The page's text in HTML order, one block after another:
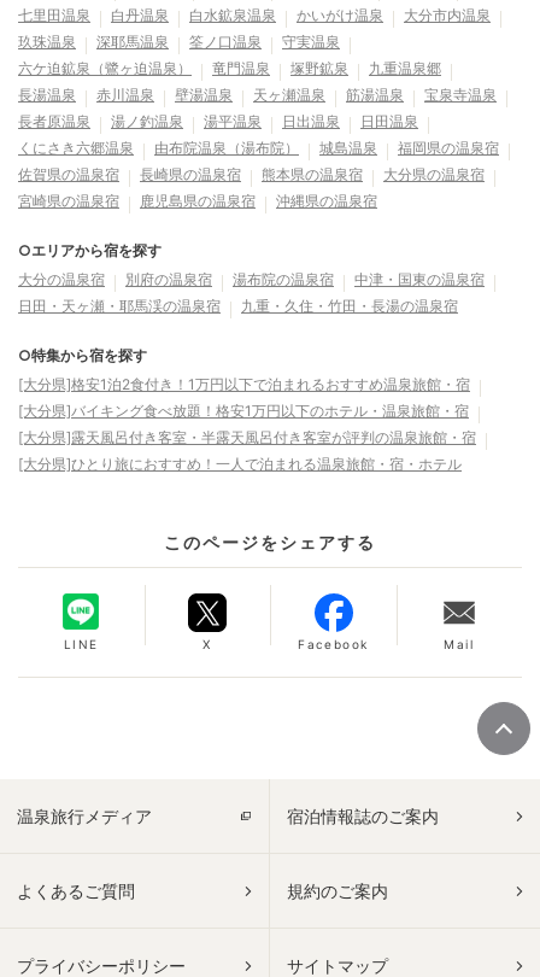
七里田温泉
白丹温泉 白水鉱泉温泉 かいがけ温泉
大分市内温泉
玖珠温泉
深耶馬温泉 筌ノ口温泉
守実温泉
六ケ迫鉱泉（鷺ヶ迫温泉）
竜門温泉 塚野鉱泉
九重温泉郷
長湯温泉
赤川温泉 壁湯温泉 天ヶ瀬温泉 筋湯温泉
宝泉寺温泉
長者原温泉
湯ノ釣温泉 湯平温泉 日出温泉
日田温泉
くにさき六郷温泉
由布院温泉（湯布院） 城島温泉
福岡県の温泉宿
佐賀県の温泉宿
長崎県の温泉宿 熊本県の温泉宿
大分県の温泉宿
宮崎県の温泉宿
鹿児島県の温泉宿 沖縄県の温泉宿
○エリアから宿を探す
大分の温泉宿
別府の温泉宿 湯布院の温泉宿
中津・国東の温泉宿
日田・天ヶ瀬・耶馬渓の温泉宿
九重・久住・竹田・長湯の温泉宿
○特集から宿を探す
[大分県]格安1泊2食付き！1万円以下で泊まれるおすすめ温泉旅館・宿
[大分県]バイキング食べ放題！格安1万円以下のホテル・温泉旅館・宿
[大分県]露天風呂付き客室・半露天風呂付き客室が評判の温泉旅館・宿
[大分県]ひとり旅におすすめ！一人で泊まれる温泉旅館・宿・ホテル
このページをシェアする
LINE X Facebook Mail
温泉旅行メディア 宿泊情報誌のご案内
よくあるご質問 規約のご案内
プライバシーポリシー サイトマップ